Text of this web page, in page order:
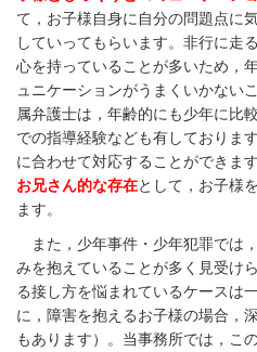
て，お子様自身に自分の問題点に
していってもらいます。非行に走
心を持っていることが多いため，
ュニケーションがうまくいかない
属弁護士は，年齢的にも少年に比
での指導経験なども有しておりま
に合わせて対応することができま
お兄さん的な存在として，お子様
ます。
また，少年事件・少年犯罪では
みを抱えていることが多く見受け
る接し方を悩まれているケースは
に，障害を抱えるお子様の場合，
もあります）。当事務所では，こ